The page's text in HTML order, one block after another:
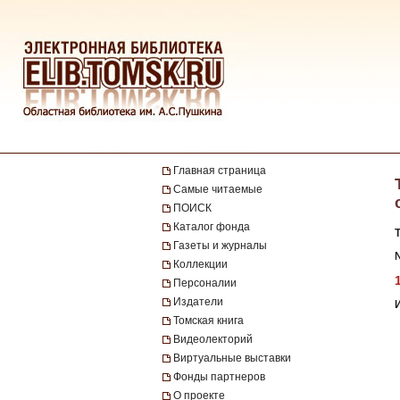
Главная страница
Самые читаемые
ПОИСК
Каталог фонда
Газеты и журналы
Коллекции
Персоналии
Издатели
Томская книга
Видеолекторий
Виртуальные выставки
Фонды партнеров
О проекте